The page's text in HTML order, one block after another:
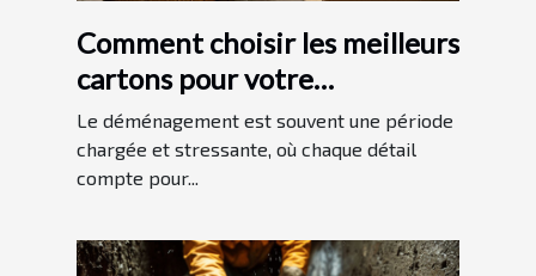
Comment choisir les meilleurs
cartons pour votre
déménagement
Le déménagement est souvent une période
chargée et stressante, où chaque détail
compte pour...